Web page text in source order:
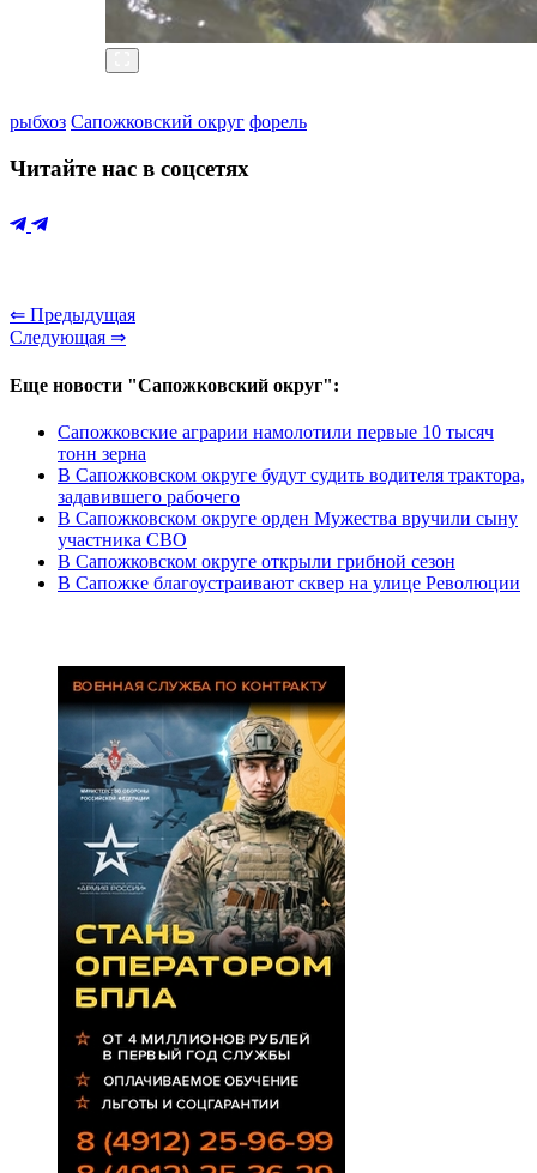
рыбхоз Сапожковский округ форель
Читайте нас в соцсетях
⇐ Предыдущая
Следующая ⇒
Еще новости "Сапожковский округ":
Сапожковские аграрии намолотили первые 10 тысяч
тонн зерна
В Сапожковском округе будут судить водителя трактора,
задавившего рабочего
В Сапожковском округе орден Мужества вручили сыну
участника СВО
В Сапожковском округе открыли грибной сезон
В Сапожке благоустраивают сквер на улице Революции